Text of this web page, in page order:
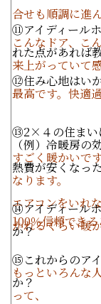
合せも順調に進ん
⑪アイディール
れた点があれば
こんなドア、こ
来上がっていて
⑫住み心地はい
最高です。快適
⑬2×４の住まい
（例）冷暖房
熱費が安くなっ
すごく暖かいで
なります。
エアコンをいれ
かれるくらい暖
⑭アイディール
か？
100％信頼でき
⑮これからのア
か？
もっといろんな
って、